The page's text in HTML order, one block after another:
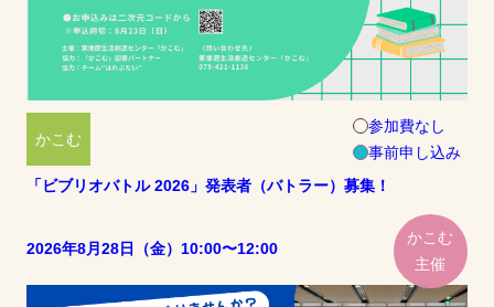
かこむ
参加費なし
事前申し込み
「ビブリオバトル 2026」発表者（バトラー）募集！
2026年8月28日（金）10:00〜12:00
かこむ
主催